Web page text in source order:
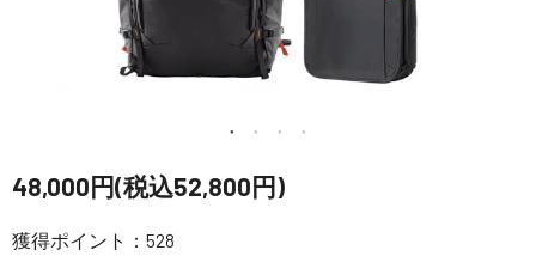
RC・ロボット部品
定期配信!
サポート・Q&A / 法人・学生のお客様
48,000円(税込52,800円)
獲得ポイント：528